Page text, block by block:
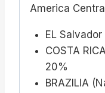
America
EL
COSTA
20%
BRAZILIA